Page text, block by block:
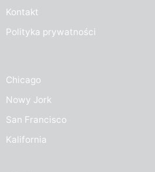
Kontakt
Polityka prywatności
Chicago
Nowy Jork
San Francisco
Kalifornia